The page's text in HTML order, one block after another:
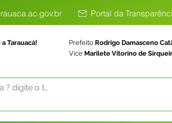
Portal da
Tarauacá! Prefeito Rodrigo Damasceno
Vice Marilete Vitorino de